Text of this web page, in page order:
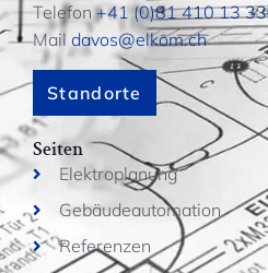
Telefon+41 (0)81 410 13 33
Mail davos@elkom.ch
Standorte
Seiten
Elektroplanung
Gebäudeautomation
Referenzen